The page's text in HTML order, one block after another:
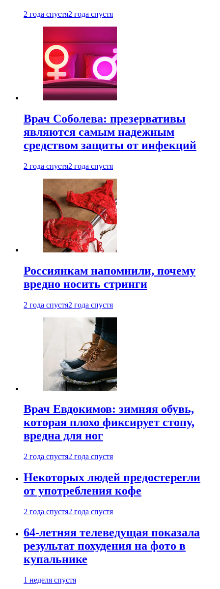
2 года спустя2 года спустя
Врач Соболева: презервативы
являются самым надежным
средством защиты от инфекций
2 года спустя2 года спустя
Россиянкам напомнили, почему
вредно носить стринги
2 года спустя2 года спустя
Врач Евдокимов: зимняя обувь,
которая плохо фиксирует стопу,
вредна для ног
2 года спустя2 года спустя
Некоторых людей предостерегли
от употребления кофе
2 года спустя2 года спустя
64-летняя телеведущая показала
результат похудения на фото в
купальнике
1 неделя спустя